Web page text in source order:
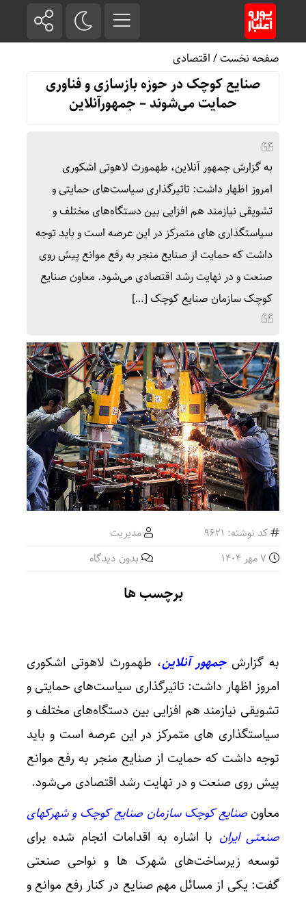
صفحه نخست/اقتصادی
صنایع کوچک در حوزه بازسازی و فناوری
حمایت می‌شوند – جمهورآنلاین
به گزارش جمهور آنلاین، طهمورث لاهوتی اشکوری
امروز اظهار داشت: تاثیرگذاری سیاست‌های حمایتی و
تشویقی نیازمند هم افزایی بین دستگاه‌های مختلف و
سیاستگذاری های متمرکز در این عرصه است و باید توجه
داشت که حمایت از صنایع منجر به رفع موانع پیش روی
صنعت و در نهایت رشد اقتصادی می‌شود. معاون صنایع
کوچک سازمان صنایع کوچک […]
کد نوشته: 9621
مدیریت
بدون دیدگاه
برچسب ها
به گزارشجمهور آنلاین، طهمورث لاهوتی اشکوری
امروز اظهار داشت: تاثیرگذاری سیاست‌های حمایتی و
تشویقی نیازمند هم افزایی بین دستگاه‌های مختلف و
سیاستگذاری های متمرکز در این عرصه است و باید
توجه داشت که حمایت از صنایع منجر به رفع موانع
پیش روی صنعت و در نهایت رشد اقتصادی می‌شود.
معاونصنایع کوچک سازمان صنایع کوچک و شهرکهای
صنعتی ایران با اشاره به اقدامات انجام شده برای
توسعه زیرساخت‌های شهرک ها و نواحی صنعتی
گفت: یکی از مسائل مهم صنایع در کنار رفع موانع و